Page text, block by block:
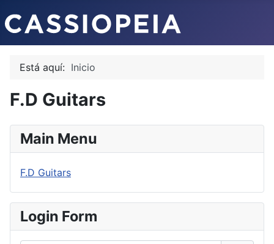
Está aquí: Inicio
F.D Guitars
Main Menu
F.D Guitars
Login Form